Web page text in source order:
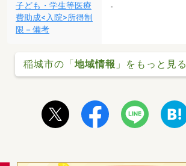
子ども・学生等医療
費助成<入院>所得制
限－備考
-
稲城市の「地域情報 」をもっと見る